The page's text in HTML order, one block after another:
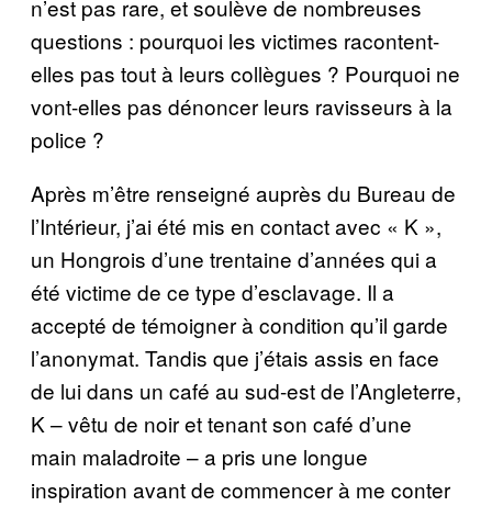
n’est pas rare, et soulève de nombreuses
questions : pourquoi les victimes racontent-
elles pas tout à leurs collègues ? Pourquoi ne
vont-elles pas dénoncer leurs ravisseurs à la
police ?
Après m’être renseigné auprès du Bureau de
l’Intérieur, j’ai été mis en contact avec « K »,
un Hongrois d’une trentaine d’années qui a
été victime de ce type d’esclavage. Il a
accepté de témoigner à condition qu’il garde
l’anonymat. Tandis que j’étais assis en face
de lui dans un café au sud-est de l’Angleterre,
K – vêtu de noir et tenant son café d’une
main maladroite – a pris une longue
inspiration avant de commencer à me conter